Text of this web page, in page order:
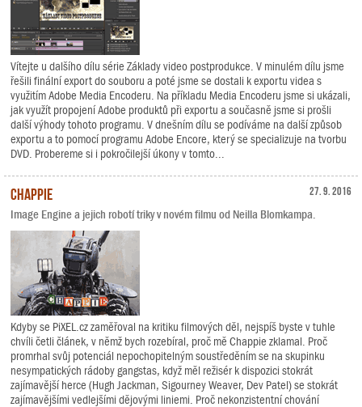
Vítejte u dalšího dílu série Základy video postprodukce. V minulém dílu jsme
řešili finální export do souboru a poté jsme se dostali k exportu videa s
využitím Adobe Media Encoderu. Na příkladu Media Encoderu jsme si ukázali,
jak využít propojení Adobe produktů při exportu a současně jsme si prošli
další výhody tohoto programu. V dnešním dílu se podíváme na další způsob
exportu a to pomocí programu Adobe Encore, který se specializuje na tvorbu
DVD. Probereme si i pokročilejší úkony v tomto...
27. 9. 2016
Chappie
Image Engine a jejich robotí triky v novém filmu od Neilla Blomkampa.
Kdyby se PiXEL.cz zaměřoval na kritiku filmových děl, nejspíš byste v tuhle
chvíli četli článek, v němž bych rozebíral, proč mě Chappie zklamal. Proč
promrhal svůj potenciál nepochopitelným soustředěním se na skupinku
nesympatických rádoby gangstas, když měl režisér k dispozici stokrát
zajímavější herce (Hugh Jackman, Sigourney Weaver, Dev Patel) se stokrát
zajímavějšími vedlejšími dějovými liniemi. Proč nekonzistentní chování